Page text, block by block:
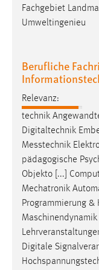
Fachgebiet
Umweltingenieu
Berufliche
Relevanz:
technik
Digitaltechnik
Messtechnik
pädagogische
Objekto [...]
Mechatronik
Programmierung &
Digitale
Das Cookie
Cookie Laufzeit:
Chat
Name:
chat-frame-
Zweck:
Wird benötigt
Cookie
Jahre,
Login